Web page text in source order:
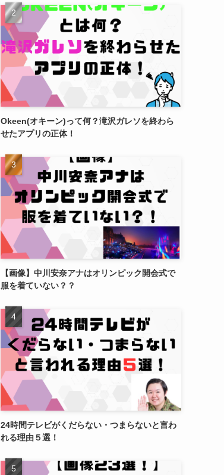
Okeen(オキーン)って何？滝沢ガレソを終わら
せたアプリの正体！
【画像】中川安奈アナはオリンピック開会式で
服を着ていない？？
24時間テレビがくだらない・つまらないと言わ
れる理由５選！